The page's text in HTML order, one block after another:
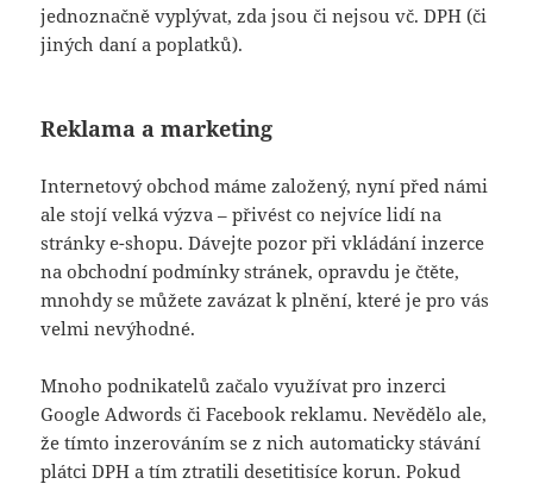
jednoznačně vyplývat, zda jsou či nejsou vč. DPH (či
jiných daní a poplatků).
Reklama a marketing
Internetový obchod máme založený, nyní před námi
ale stojí velká výzva – přivést co nejvíce lidí na
stránky e-shopu. Dávejte pozor při vkládání inzerce
na obchodní podmínky stránek, opravdu je čtěte,
mnohdy se můžete zavázat k plnění, které je pro vás
velmi nevýhodné.
Mnoho podnikatelů začalo využívat pro inzerci
Google Adwords či Facebook reklamu. Nevědělo ale,
že tímto inzerováním se z nich automaticky stávání
plátci DPH a tím ztratili desetitisíce korun. Pokud